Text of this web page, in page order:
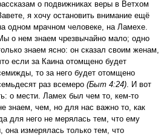
о подвижниках веры в Ветхом
я хочу остановить внимание ещё
одном мрачном человеке, на Ламехе.
о нем знаем чрезвычайно мало; одно
знаем ясно: он сказал своим женам,
если за Каина отомщено будет
то за него будет отомщено
раз всемеро (Быт 4:24) . И вот
о мести. Ламех был чем то, кем-то
знаем, чем, но для нас важно то, как
для него не мерялась тем, что ему
измерялась только тем, что